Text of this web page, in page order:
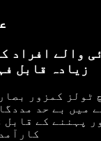
والے افراد
زیادہ قابل
ٹولز کمزور
میں بے حد
پہننے کے